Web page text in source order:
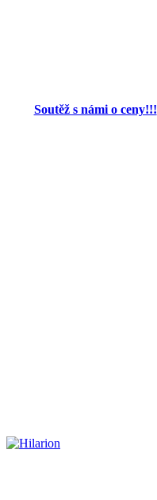
Soutěž s námi o ceny!!!